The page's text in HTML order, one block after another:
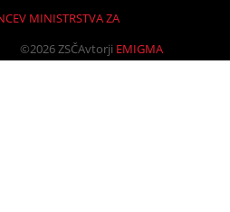
MINISTRSTVA ZA
©2026 ZSČAvtorji EMIGMA